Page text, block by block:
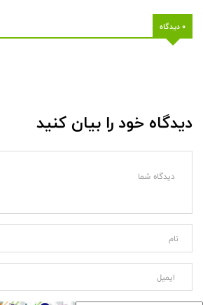
0 دیدگاه
دیدگاه خود را بیان کنید